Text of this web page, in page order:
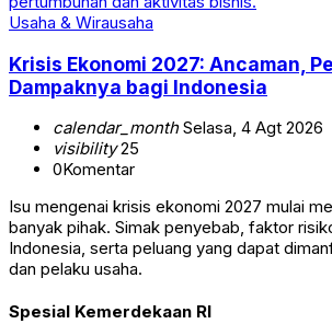
Usaha & Wirausaha
Krisis Ekonomi 2027: Ancaman,
Dampaknya bagi Indonesia
calendar_monthSelasa, 4 Agt 2026
visibility25
0Komentar
Isu mengenai krisis ekonomi 2027 mulai
banyak pihak. Simak penyebab, faktor
Indonesia, serta peluang yang dapat
dan pelaku usaha.
Spesial Kemerdekaan RI